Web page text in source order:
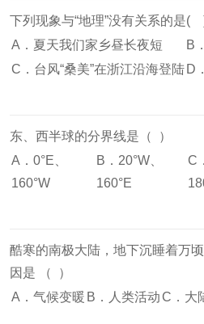
下列现象与“地理”没有关系的是(
A．夏天我们家乡昼长夜短
B
C．台风“桑美”在浙江沿海登陆 D
东、西半球的分界线是（ ）
A．0°E、
160°W
B．20°W、
160°E
C
酷寒的南极大陆，地下沉睡着万
因是 （ ）
A．气候变暖 B．人类活动C．大